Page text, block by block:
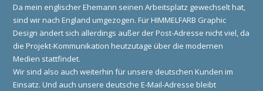
Da mein englischer Ehemann seinen Arbeitsplatz gewechselt hat,
sind wir nach England umgezogen. Für HIMMELFARB Graphic
Design ändert sich allerdings außer der Post-Adresse nicht viel, da
die Projekt-Kommunikation heutzutage über die modernen
Medien stattfindet.
Wir sind also auch weiterhin für unsere deutschen Kunden im
Einsatz. Und auch unsere deutsche E-Mail-Adresse bleibt